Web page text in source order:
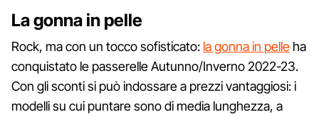
La gonna in pelle
Rock, ma con un tocco sofisticato: la gonna in pelle ha
conquistato le passerelle Autunno/Inverno 2022-23.
Con gli sconti si può indossare a prezzi vantaggiosi: i
modelli su cui puntare sono di media lunghezza, a